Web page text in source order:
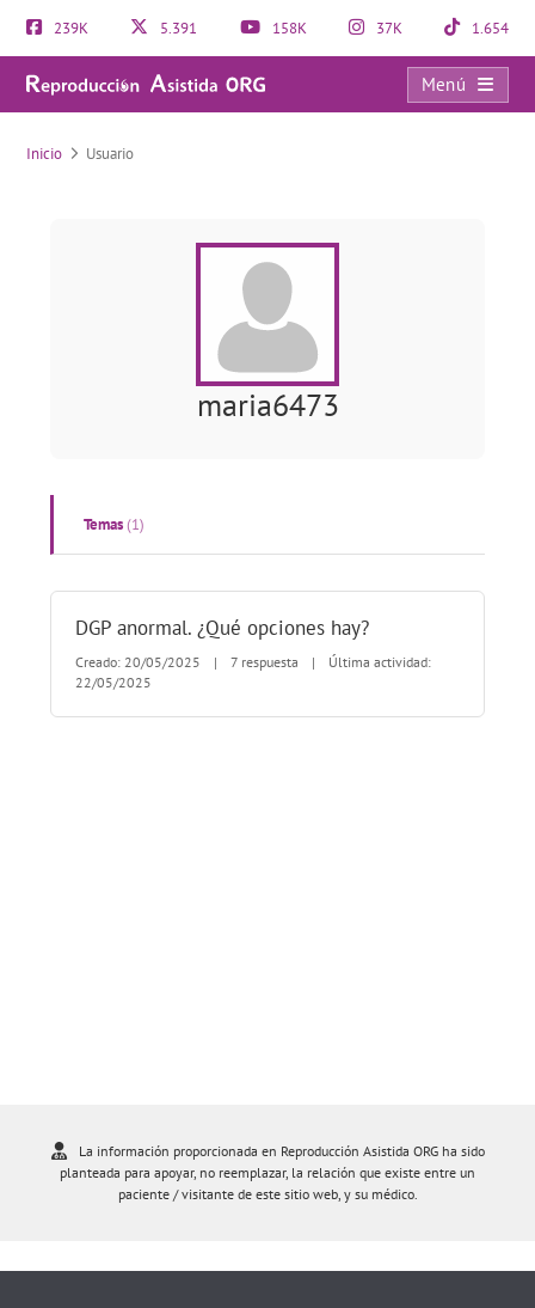
239K 5.391 158K 37K 1.654
Menú
Usuario
Inicio Usuario
maria6473
Temas(1)
DGP anormal. ¿Qué opciones hay?
Creado: 20/05/2025 | 7 respuesta |
Última actividad:
22/05/2025
La información proporcionada en Reproducción Asistida ORG ha sido
planteada para apoyar, no reemplazar, la relación que existe entre un
paciente / visitante de este sitio web, y su médico.